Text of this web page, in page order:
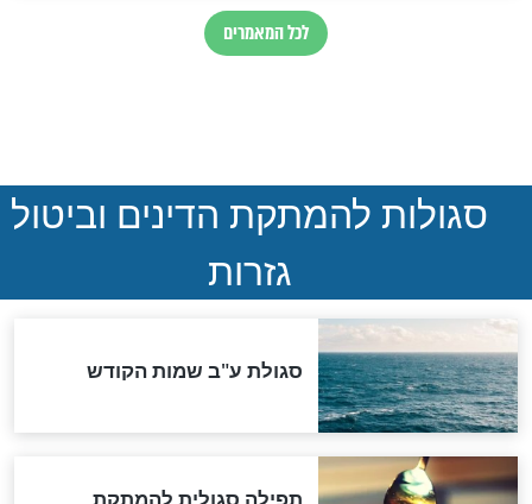
ההסכם החשאי של טראמפ
ואיראן: בלי שקיפות ועם הרבה
סימני שאלה
המסמך האבוד שנחשף
במרתפי מוסקבה: כתב היד
הנדיר של הרשב"ם התגלה
"מודה לקב"ה על כל השנים"